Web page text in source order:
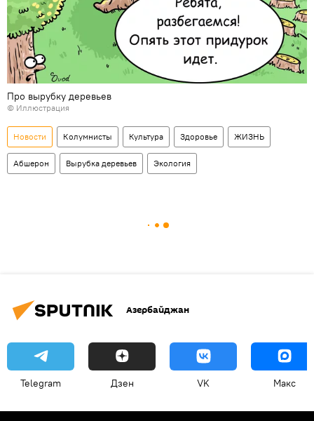
Про вырубку деревьев
© Иллюстрация
Новости Колумнисты Культура Здоровье ЖИЗНЬ
Абшерон Вырубка деревьев Экология
Азербайджан
Telegram Дзен VK Макс